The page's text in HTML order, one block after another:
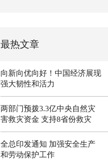
最热文章
向新向优向好！中国经济展现
强大韧性和活力
两部门预拨3.3亿中央自然灾
害救灾资金 支持8省份救灾
全总印发通知 加强安全生产
和劳动保护工作